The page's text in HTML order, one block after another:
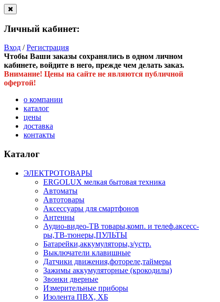
Личный кабинет:
Вход /Регистрация
Чтобы Ваши заказы сохранялись в одном личном
кабинете, войдите в него, прежде чем делать заказ.
Внимание! Цены на сайте не являются публичной
офертой!
о компании
каталог
цены
доставка
контакты
Каталог
ЭЛЕКТРОТОВАРЫ
ERGOLUX мелкая бытовая техника
Автоматы
Автотовары
Аксессуары для смартфонов
Антенны
Аудио-видео-ТВ товары,комп. и телеф.аксесс-
ры,ТВ-тюнеры,ПУЛЬТЫ
Батарейки,аккумуляторы,з/устр.
Выключатели клавишные
Датчики движения,фотореле,таймеры
Зажимы аккумуляторные (крокодилы)
Звонки дверные
Измерительные приборы
Изолента ПВХ, ХБ